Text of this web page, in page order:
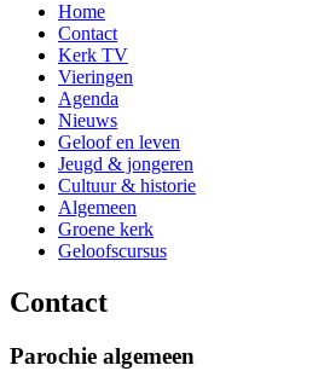
Home
Contact
Kerk TV
Vieringen
Agenda
Nieuws
Geloof en leven
Jeugd & jongeren
Cultuur & historie
Algemeen
Groene kerk
Geloofscursus
Contact
Parochie algemeen